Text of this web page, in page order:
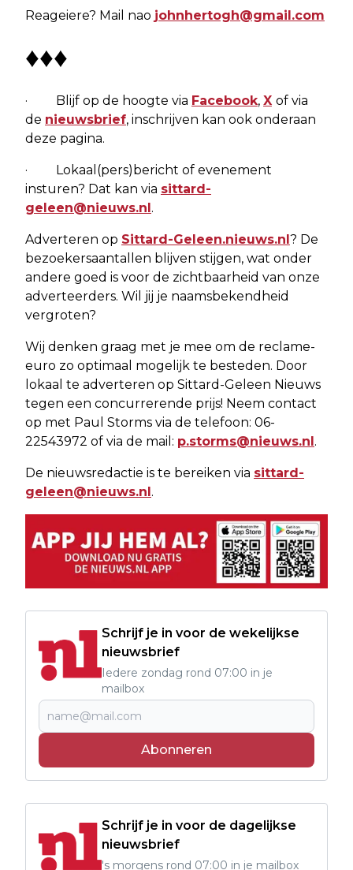
Reageiere? Mail nao johnhertogh@gmail.com
♦♦♦
· Blijf op de hoogte via Facebook, X of via
de nieuwsbrief, inschrijven kan ook onderaan
deze pagina.
· Lokaal(pers)bericht of evenement
insturen? Dat kan via sittard-
geleen@nieuws.nl.
Adverteren op Sittard-Geleen.nieuws.nl? De
bezoekersaantallen blijven stijgen, wat onder
andere goed is voor de zichtbaarheid van onze
adverteerders. Wil jij je naamsbekendheid
vergroten?
Wij denken graag met je mee om de reclame-
euro zo optimaal mogelijk te besteden. Door
lokaal te adverteren op Sittard-Geleen Nieuws
tegen een concurrerende prijs! Neem contact
op met Paul Storms via de telefoon: 06-
22543972 of via de mail: p.storms@nieuws.nl.
De nieuwsredactie is te bereiken via sittard-
geleen@nieuws.nl.
Schrijf je in voor de wekelijkse
nieuwsbrief
Iedere zondag rond 07:00 in je
mailbox
Abonneren
Schrijf je in voor de dagelijkse
nieuwsbrief
's morgens rond 07:00 in je mailbox